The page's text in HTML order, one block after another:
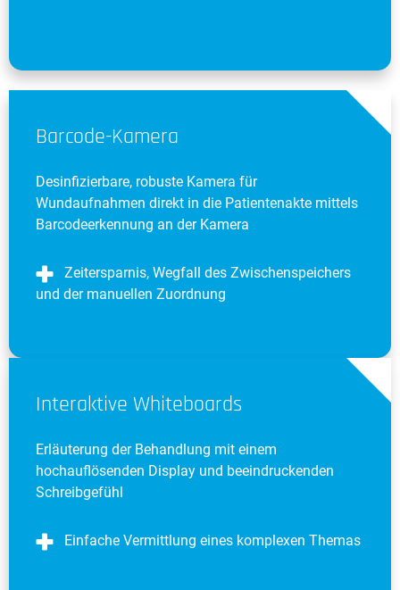
Barcode-Kamera
Desinfizierbare, robuste Kamera für
Wundaufnahmen direkt in die Patientenakte mittels
Barcodeerkennung an der Kamera
Zeitersparnis, Wegfall des Zwischenspeichers
und der manuellen Zuordnung
Interaktive Whiteboards
Erläuterung der Behandlung mit einem
hochauflösenden Display und beeindruckenden
Schreibgefühl
Einfache Vermittlung eines komplexen Themas